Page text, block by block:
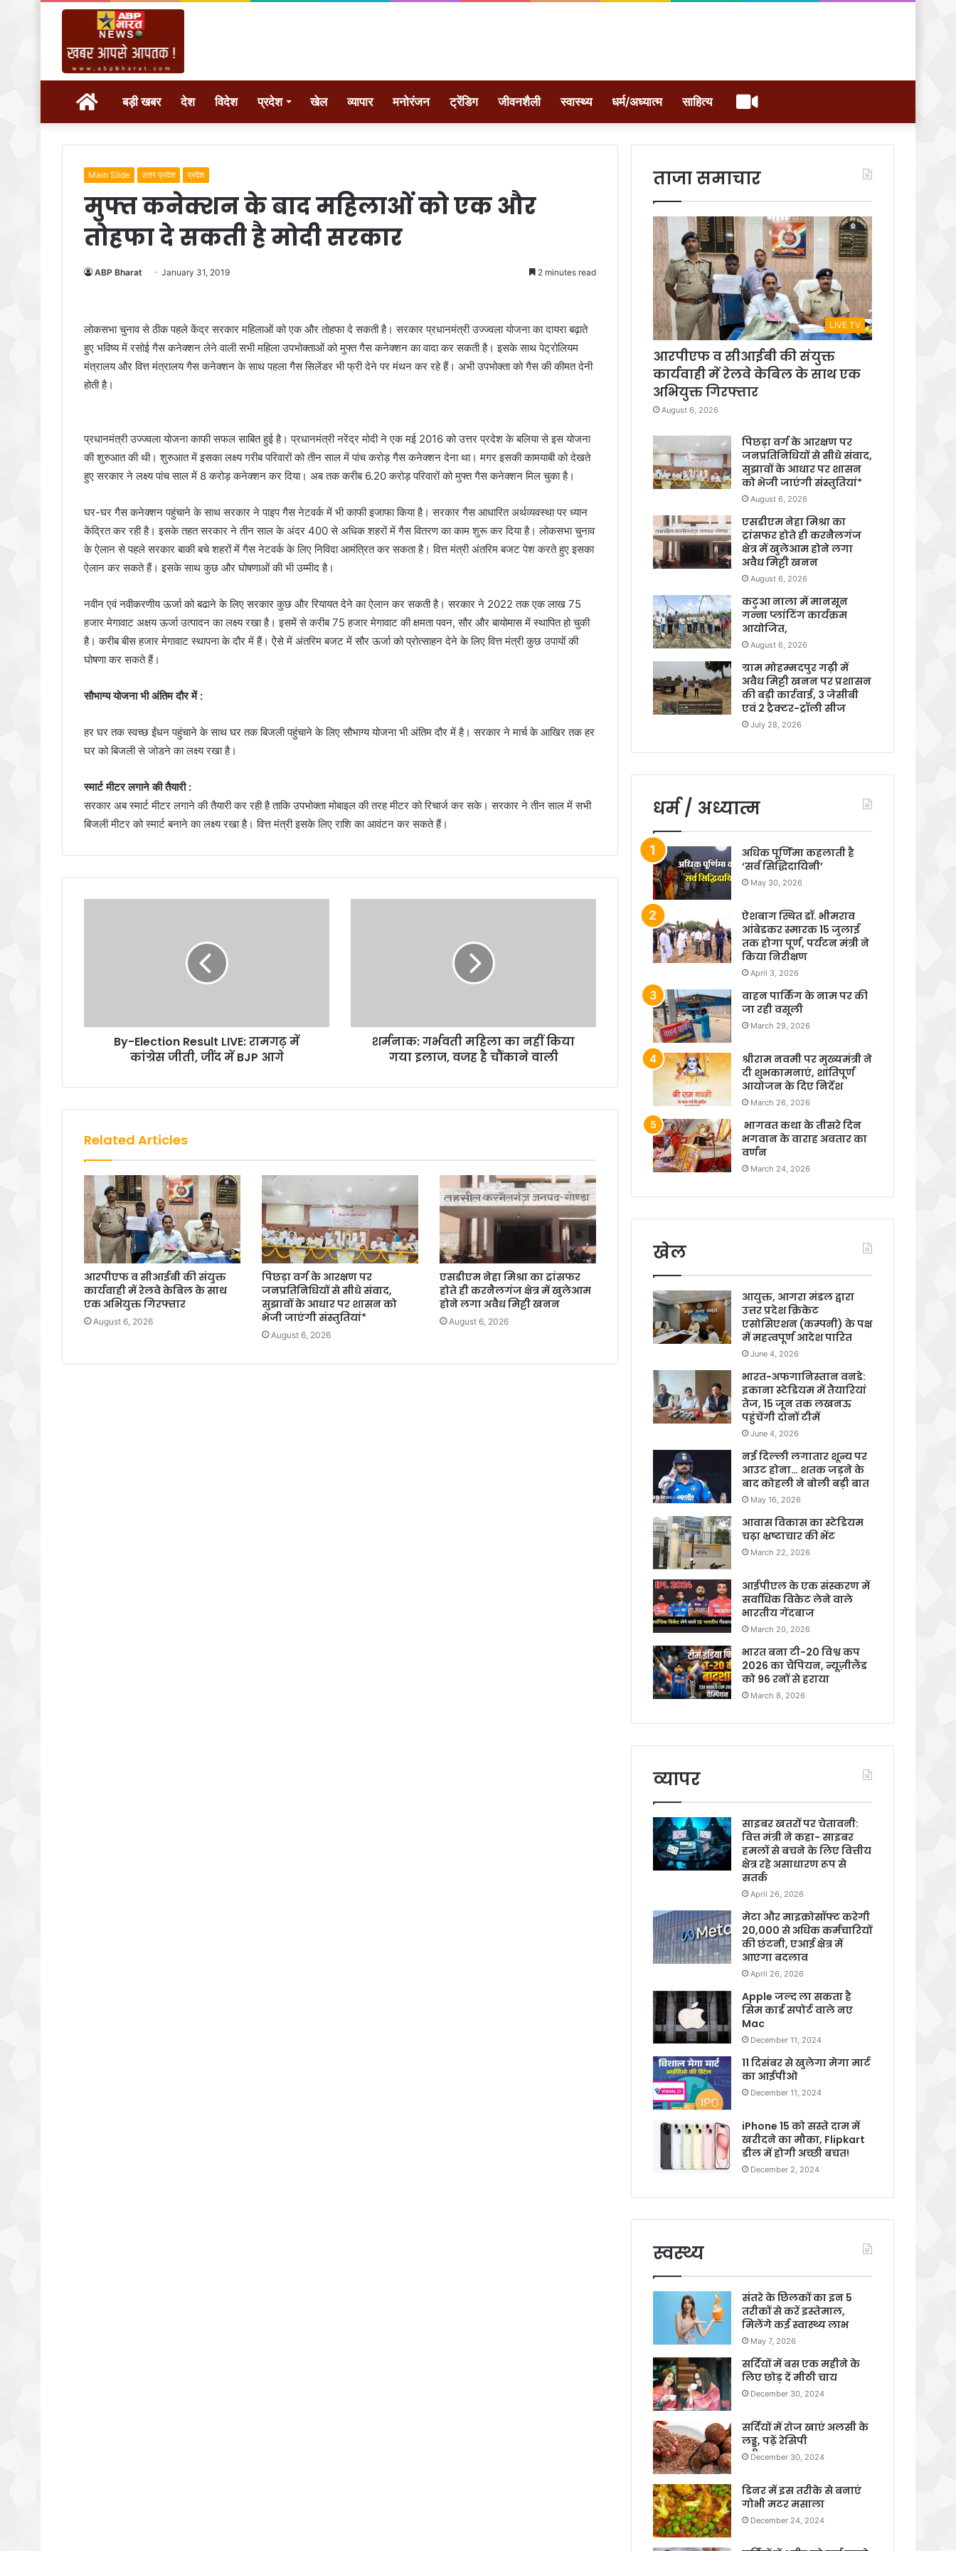
होम बड़ी खबर देश विदेश प्रदेश खेल व्यापार मनोरंजन ट्रेंडिग जीवनशैली स्वास्थ्य धर्म/अध्यात्म साहित्य वीडियो
Main Slide उत्तर प्रदेश प्रदेश
मुफ्त कनेक्शन के बाद महिलाओं को एक और
तोहफा दे सकती है मोदी सरकार
ABP Bharat January 31, 2019 2 minutes read
लोकसभा चुनाव से ठीक पहले केंद्र सरकार महिलाओं को एक और तोहफा दे सकती है। सरकार प्रधानमंत्री उज्ज्वला योजना का दायरा बढ़ाते
हुए भविष्य में रसोई गैस कनेक्शन लेने वाली सभी महिला उपभोक्ताओं को मुफ्त गैस कनेक्शन का वादा कर सकती है। इसके साथ पेट्रोलियम
मंत्रालय और वित्त मंत्रालय गैस कनेक्शन के साथ पहला गैस सिलेंडर भी फ्री देने पर मंथन कर रहे हैं। अभी उपभोक्ता को गैस की कीमत देनी
होती है।
प्रधानमंत्री उज्ज्वला योजना काफी सफल साबित हुई है। प्रधानमंत्री नरेंद्र मोदी ने एक मई 2016 को उत्तर प्रदेश के बलिया से इस योजना
की शुरुआत की थी। शुरुआत में इसका लक्ष्य गरीब परिवारों को तीन साल में पांच करोड़ गैस कनेक्शन देना था। मगर इसकी कामयाबी को देखते
हुए सरकार ने लक्ष्य पांच साल में 8 करोड़ कनेक्शन कर दिया। अब तक करीब 6.20 करोड़ परिवारों को मुफ्त गैस कनेक्शन मिल चुका है।
घर-घर गैस कनेक्शन पहुंचाने के साथ सरकार ने पाइप गैस नेटवर्क में भी काफी इजाफा किया है। सरकार गैस आधारित अर्थव्यवस्था पर ध्यान
केंद्रित कर रही है। इसके तहत सरकार ने तीन साल के अंदर 400 से अधिक शहरों में गैस वितरण का काम शुरू कर दिया है। लोकसभा चुनाव
के ऐलान से पहले सरकार बाकी बचे शहरों में गैस नेटवर्क के लिए निविदा आमंत्रित कर सकता है। वित्त मंत्री अंतरिम बजट पेश करते हुए इसका
ऐलान कर सकते हैं। इसके साथ कुछ और घोषणाओं की भी उम्मीद है।
नवीन एवं नवीकरणीय ऊर्जा को बढाने के लिए सरकार कुछ और रियायत देने का ऐलान कर सकती है। सरकार ने 2022 तक एक लाख 75
हजार मेगावाट अक्षय ऊर्जा उत्पादन का लक्ष्य रखा है। इसमें से करीब 75 हजार मेगावाट की क्षमता पवन, सौर और बायोमास में स्थापित हो चुकी
है। करीब बीस हजार मेगावाट स्थापना के दौर में हैं। ऐेसे में अंतरिम बजट में सौर ऊर्जा को प्रोत्साहन देने के लिए वित्त मंत्री कुछ उपायों की
घोषणा कर सकते हैं।
सौभाग्य योजना भी अंतिम दौर में :
हर घर तक स्वच्छ ईंधन पहुंचाने के साथ घर तक बिजली पहुंचाने के लिए सौभाग्य योजना भी अंतिम दौर में है। सरकार ने मार्च के आखिर तक हर
घर को बिजली से जोडने का लक्ष्य रखा है।
स्मार्ट मीटर लगाने की तैयारी :
सरकार अब स्मार्ट मीटर लगाने की तैयारी कर रही है ताकि उपभोक्ता मोबाइल की तरह मीटर को रिचार्ज कर सके। सरकार ने तीन साल में सभी
बिजली मीटर को स्मार्ट बनाने का लक्ष्य रखा है। वित्त मंत्री इसके लिए राशि का आवंटन कर सकते हैं।
By-Election Result LIVE: रामगढ़ में
कांग्रेस जीती, जींद में BJP आगे
शर्मनाक: गर्भवती महिला का नहीं किया
गया इलाज, वजह है चौंकाने वाली
Related Articles
आरपीएफ व सीआईबी की संयुक्त
कार्यवाही में रेलवे केबिल के साथ
एक अभियुक्त गिरफ्तार
August 6, 2026
पिछड़ा वर्ग के आरक्षण पर
जनप्रतिनिधियों से सीधे संवाद,
सुझावों के आधार पर शासन को
भेजी जाएंगी संस्तुतियां*
August 6, 2026
एसडीएम नेहा मिश्रा का ट्रांसफर
होते ही करनैलगंज क्षेत्र में खुलेआम
होने लगा अवैध मिट्टी खनन
August 6, 2026
ताजा समाचार
LIVE TV
आरपीएफ व सीआईबी की संयुक्त
कार्यवाही में रेलवे केबिल के साथ एक
अभियुक्त गिरफ्तार
August 6, 2026
पिछड़ा वर्ग के आरक्षण पर
जनप्रतिनिधियों से सीधे संवाद,
सुझावों के आधार पर शासन
को भेजी जाएंगी संस्तुतियां*
August 6, 2026
एसडीएम नेहा मिश्रा का
ट्रांसफर होते ही करनैलगंज
क्षेत्र में खुलेआम होने लगा
अवैध मिट्टी खनन
August 6, 2026
कटुआ नाला में मानसून
गन्ना प्लांटिंग कार्यक्रम
आयोजित,
August 6, 2026
ग्राम मोहम्मदपुर गढ़ी में
अवैध मिट्टी खनन पर प्रशासन
की बड़ी कार्रवाई, 3 जेसीबी
एवं 2 ट्रैक्टर-ट्रॉली सीज
July 28, 2026
धर्म / अध्यात्म
अधिक पूर्णिमा कहलाती है
‘सर्व सिद्धिदायिनी’
May 30, 2026
ऐशबाग स्थित डॉ. भीमराव
आंबेडकर स्मारक 15 जुलाई
तक होगा पूर्ण, पर्यटन मंत्री ने
किया निरीक्षण
April 3, 2026
वाहन पार्किंग के नाम पर की
जा रही वसूली
March 29, 2026
श्रीराम नवमी पर मुख्यमंत्री ने
दी शुभकामनाएं, शांतिपूर्ण
आयोजन के दिए निर्देश
March 26, 2026
भागवत कथा के तीसरे दिन
भगवान के वाराह अवतार का
वर्णन
March 24, 2026
खेल
आयुक्त, आगरा मंडल द्वारा
उत्तर प्रदेश क्रिकेट
एसोसिएशन (कम्पनी) के पक्ष
में महत्वपूर्ण आदेश पारित
June 4, 2026
भारत-अफगानिस्तान वनडे:
इकाना स्टेडियम में तैयारियां
तेज, 15 जून तक लखनऊ
पहुंचेंगी दोनों टीमें
June 4, 2026
नई दिल्ली लगातार शून्य पर
आउट होना… शतक जड़ने के
बाद कोहली ने बोली बड़ी बात
May 16, 2026
आवास विकास का स्टेडियम
चढ़ा भ्रष्टाचार की भेंट
March 22, 2026
आईपीएल के एक संस्करण में
सर्वाधिक विकेट लेने वाले
भारतीय गेंदबाज
March 20, 2026
भारत बना टी-20 विश्व कप
2026 का चैंपियन, न्यूज़ीलैंड
को 96 रनों से हराया
March 8, 2026
व्यापर
साइबर खतरों पर चेतावनी:
वित्त मंत्री ने कहा- साइबर
हमलों से बचने के लिए वित्तीय
क्षेत्र रहे असाधारण रूप से
सतर्क
April 26, 2026
मेटा और माइक्रोसॉफ्ट करेगी
20,000 से अधिक कर्मचारियों
की छंटनी, एआई क्षेत्र में
आएगा बदलाव
April 26, 2026
Apple जल्द ला सकता है
सिम कार्ड सपोर्ट वाले नए
Mac
December 11, 2024
11 दिसंबर से खुलेगा मेगा मार्ट
का आईपीओ
December 11, 2024
iPhone 15 को सस्ते दाम में
खरीदने का मौका, Flipkart
डील में होगी अच्छी बचत!
December 2, 2024
स्वस्थ्य
संतरे के छिलकों का इन 5
तरीकों से करें इस्तेमाल,
मिलेंगे कई स्वास्थ्य लाभ
May 7, 2026
सर्दियों में बस एक महीने के
लिए छोड़ दें मीठी चाय
December 30, 2024
सर्दियों में रोज खाएं अलसी के
लड्डू, पढ़ें रेसिपी
December 30, 2024
डिनर में इस तरीके से बनाएं
गोभी मटर मसाला
December 24, 2024